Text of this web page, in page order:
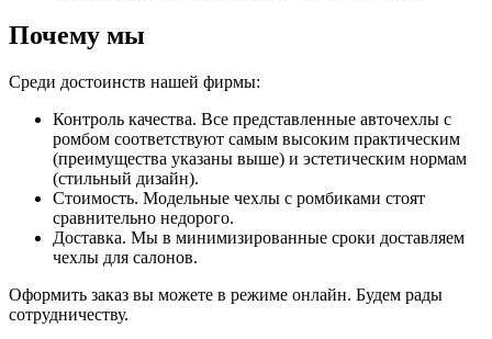
Почему мы
Среди достоинств нашей фирмы:
Контроль качества. Все представленные авточехлы с
ромбом соответствуют самым высоким практическим
(преимущества указаны выше) и эстетическим нормам
(стильный дизайн).
Стоимость. Модельные чехлы с ромбиками стоят
сравнительно недорого.
Доставка. Мы в минимизированные сроки доставляем
чехлы для салонов.
Оформить заказ вы можете в режиме онлайн. Будем рады
сотрудничеству.